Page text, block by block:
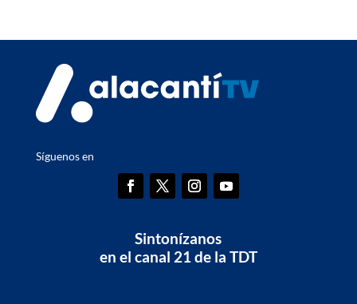
Síguenos en
Sintonízanos
en el canal 21 de la TDT